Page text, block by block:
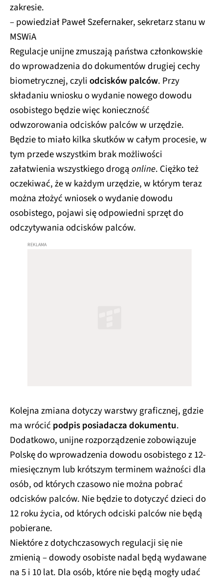
zakresie.
– powiedział Paweł Szefernaker, sekretarz stanu w
MSWiA
Regulacje unijne zmuszają państwa członkowskie
do wprowadzenia do dokumentów drugiej cechy
biometrycznej, czyliodcisków palców. Przy
składaniu wniosku o wydanie nowego dowodu
osobistego będzie więc konieczność
odwzorowania odcisków palców w urzędzie.
Będzie to miało kilka skutków w całym procesie, w
tym przede wszystkim brak możliwości
załatwienia wszystkiego drogąonline. Ciężko też
oczekiwać, że w każdym urzędzie, w którym teraz
można złożyć wniosek o wydanie dowodu
osobistego, pojawi się odpowiedni sprzęt do
odczytywania odcisków palców.
Kolejna zmiana dotyczy warstwy graficznej, gdzie
ma wrócić podpis posiadacza dokumentu.
Dodatkowo, unijne rozporządzenie zobowiązuje
Polskę do wprowadzenia dowodu osobistego z 12-
miesięcznym lub krótszym terminem ważności dla
osób, od których czasowo nie można pobrać
odcisków palców. Nie będzie to dotyczyć dzieci do
12 roku życia, od których odciski palców nie będą
pobierane.
Niektóre z dotychczasowych regulacji się nie
zmienią – dowody osobiste nadal będą wydawane
na 5 i 10 lat. Dla osób, które nie będą mogły udać